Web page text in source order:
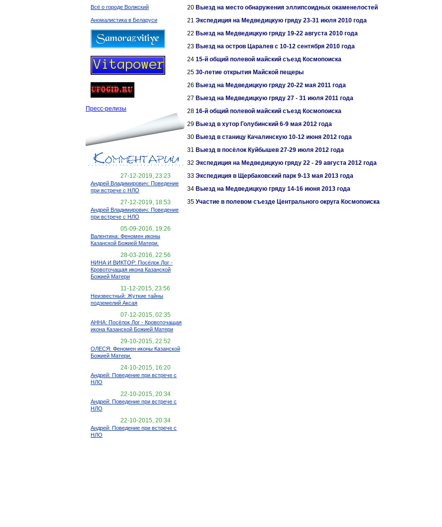
Всё о городе Волжский
Аномалистика в Беларуси
Пресс-релизы
27-12-2019, 23:23
Андрей Владимирович: Поведение
при встрече с НЛО
27-12-2019, 18:53
Андрей Владимирович: Поведение
при встрече с НЛО
05-09-2016, 19:26
Валентина: Феномен иконы
Казанской Божией Матери.
28-03-2016, 22:56
НИНА И ВИКТОР: Посёлок Лог -
Кровоточащая икона Казанской
Божией Матери
11-12-2015, 23:56
Неизвестный: Жуткие тайны
подземелий Аксая
07-12-2015, 02:35
АННА: Посёлок Лог - Кровоточащая
икона Казанской Божией Матери
29-10-2015, 22:52
ОЛЕСЯ: Феномен иконы Казанской
Божией Матери.
24-10-2015, 16:20
Андрей: Поведение при встрече с
НЛО
22-10-2015, 20:34
Андрей: Поведение при встрече с
НЛО
22-10-2015, 20:34
Андрей: Поведение при встрече с
НЛО
20 Выезд на место обнаружения эллипсоидных окаменелостей
21 Экспедиция на Медведицкую гряду 23-31 июля 2010 года
22 Выезд на Медведицкую гряду 19-22 августа 2010 года
23 Выезд на остров Царалев с 10-12 сентября 2010 года
24 15-й общий полевой майский съезд Космопоиска
25 30-летие открытия Майской пещеры
26 Выезд на Медведицкую гряду 20-22 мая 2011 года
27 Выезд на Медведицкую гряду 27 - 31 июля 2011 года
28 16-й общий полевой майский съезд Космопоиска
29 Выезд в хутор Голубинский 6-9 мая 2012 года
30 Выезд в станицу Качалинскую 10-12 июня 2012 года
31 Выезд в посёлок Куйбышев 27-29 июля 2012 года
32 Экспедиция на Медведицкую гряду 22 - 29 августа 2012 года
33 Экспедиция в Щербаковский парк 9-13 мая 2013 года
34 Выезд на Медведицкую гряду 14-16 июня 2013 года
35 Участие в полевом съезде Центрального округа Космопоиска